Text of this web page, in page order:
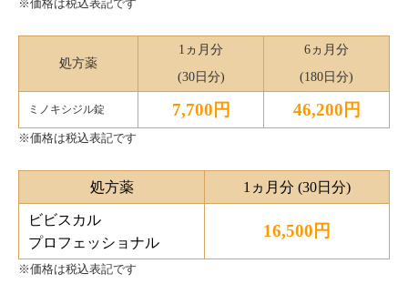
※価格は税込表記です
処方薬
1ヵ月分
(30日分)
6ヵ月分
(180日分)
ミノキシジル錠 7,700円 46,200円
※価格は税込表記です
処方薬 1ヵ月分 (30日分)
ビビスカル
プロフェッショナル
16,500円
※価格は税込表記です